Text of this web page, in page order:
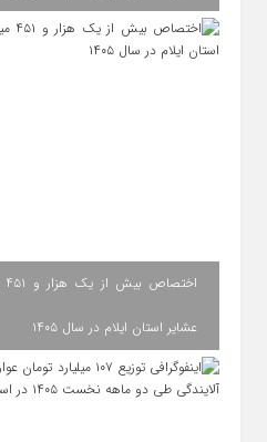
عشایر استان ایلام در سال ۱۴۰۵